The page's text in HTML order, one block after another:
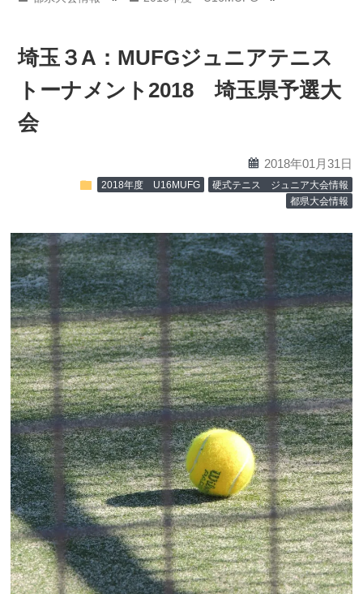
埼玉３A：MUFGジュニアテニス
トーナメント2018 埼玉県予選大
会
calendar 2018年01月31日
folder 2018年度 U16MUFG
硬式テニス ジュニア大会情報
都県大会情報